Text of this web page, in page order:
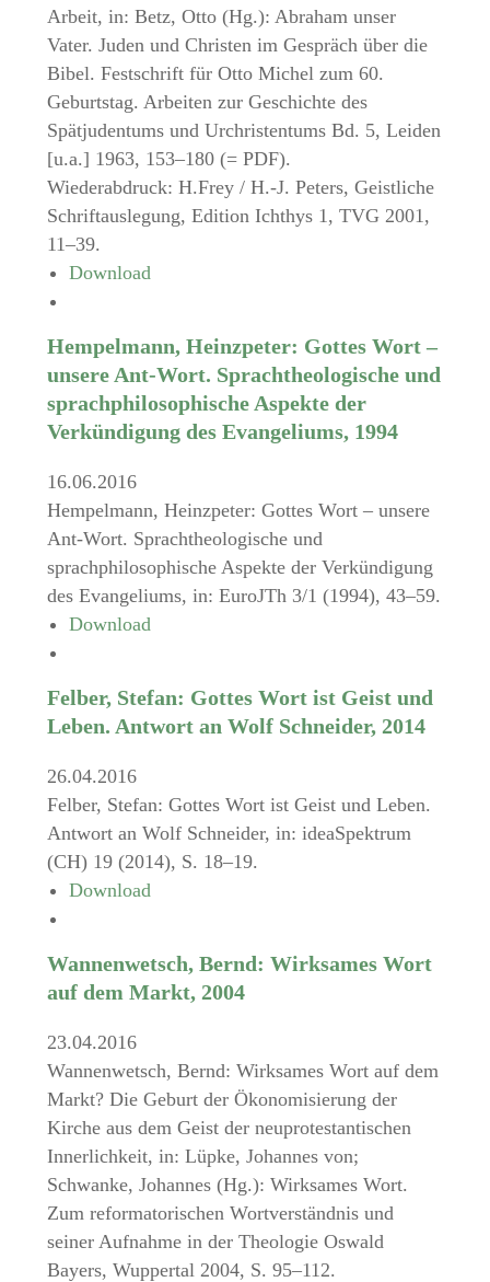
Arbeit, in: Betz, Otto (Hg.): Abraham unser
Vater. Juden und Christen im Gespräch über die
Bibel. Festschrift für Otto Michel zum 60.
Geburtstag. Arbeiten zur Geschichte des
Spätjudentums und Urchristentums Bd. 5, Leiden
[u.a.] 1963, 153–180 (= PDF).
Wiederabdruck: H.Frey / H.-J. Peters, Geistliche
Schriftauslegung, Edition Ichthys 1, TVG 2001,
11–39.
Download
Hempelmann, Heinzpeter: Gottes Wort –
unsere Ant-Wort. Sprachtheologische und
sprachphilosophische Aspekte der
Verkündigung des Evangeliums, 1994
16.06.2016
Hempelmann, Heinzpeter: Gottes Wort – unsere
Ant-Wort. Sprachtheologische und
sprachphilosophische Aspekte der Verkündigung
des Evangeliums, in: EuroJTh 3/1 (1994), 43–59.
Download
Felber, Stefan: Gottes Wort ist Geist und
Leben. Antwort an Wolf Schneider, 2014
26.04.2016
Felber, Stefan: Gottes Wort ist Geist und Leben.
Antwort an Wolf Schneider, in: ideaSpektrum
(CH) 19 (2014), S. 18–19.
Download
Wannenwetsch, Bernd: Wirksames Wort
auf dem Markt, 2004
23.04.2016
Wannenwetsch, Bernd: Wirksames Wort auf dem
Markt? Die Geburt der Ökonomisierung der
Kirche aus dem Geist der neuprotestantischen
Innerlichkeit, in: Lüpke, Johannes von;
Schwanke, Johannes (Hg.): Wirksames Wort.
Zum reformatorischen Wortverständnis und
seiner Aufnahme in der Theologie Oswald
Bayers, Wuppertal 2004, S. 95–112.